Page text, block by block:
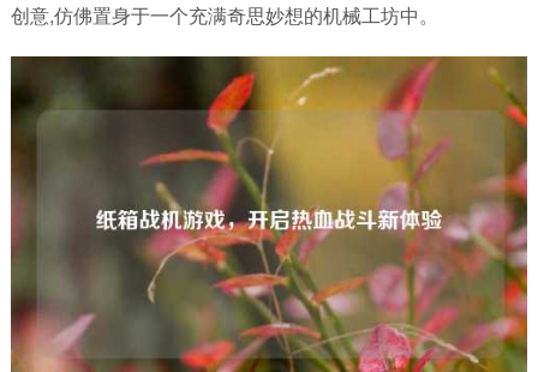
创意,仿佛置身于一个充满奇思妙想的机械工坊中。